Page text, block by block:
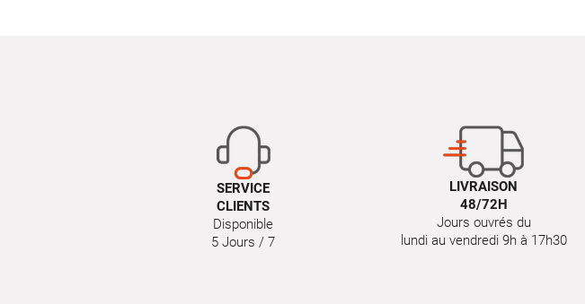
SERVICE
CLIENTS
Disponible
5 Jours / 7
LIVRAISON
48/72H
Jours ouvrés du
lundi au vendredi 9h à 17h30